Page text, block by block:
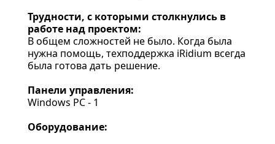
Трудности, с которыми столкнулись в
работе над проектом:
В общем сложностей не было. Когда была
нужна помощь, техподдержка iRidium всегда
была готова дать решение.
Панели управления:
Windows PC - 1
Оборудование: